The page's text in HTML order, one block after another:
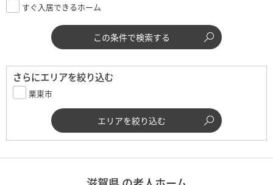
すぐ入居できるホーム
この条件で検索する
さらにエリアを絞り込む
栗東市
エリアを絞り込む